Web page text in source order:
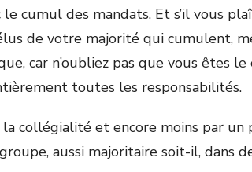
le cumul des mandats. Et s’il vous
de votre majorité qui cumulent,
car n’oubliez pas que vous êtes
toutes les responsabilités.
la collégialité et encore moins par un
aussi majoritaire soit-il, dans